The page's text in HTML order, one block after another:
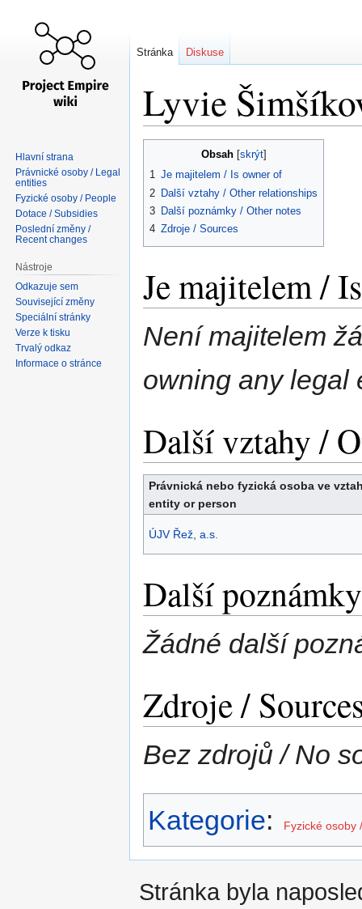
Lyvie
vyhledávání
Obsah
1 Je majitelem / Is owner of
2 Další vztahy / Other relationships
3 Další poznámky / Other notes
4 Zdroje / Sources
Je majitelem /
Není majitelem
owning any legal
Další vztahy /
Právnická nebo fyzická osoba ve
entity or person
ÚJV Řež, a.s.
Další
Žádné další
Zdroje /
Bez zdrojů / No
Kategorie: Fyzické osoby
Stránka Diskuse
Hlavní strana
Právnické osoby / Legal
entities
Fyzické osoby / People
Dotace / Subsidies
Poslední změny /
Recent changes
Nástroje
Odkazuje sem
Související změny
Speciální stránky
Verze k tisku
Trvalý odkaz
Informace o stránce
Stránka byla